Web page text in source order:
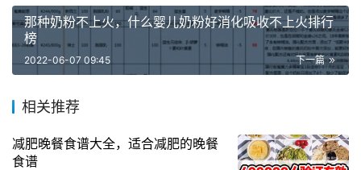
那种奶粉不上火，什么婴儿奶粉好消化吸收不上火排行
榜
下一篇
2022-06-07 09:45
相关推荐
减肥晚餐食谱大全，适合减肥的晚餐
食谱